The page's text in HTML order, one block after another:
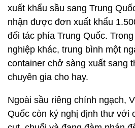
xuất khẩu sầu sang Trung
nhận được đơn xuất khẩu
đối tác phía Trung Quốc.
nghiệp khác, trung bình một
container chở sàng xuất sang
chuyên gia cho hay.
Ngoài sầu riêng chính ngạch,
Quốc còn ký nghị định thư với